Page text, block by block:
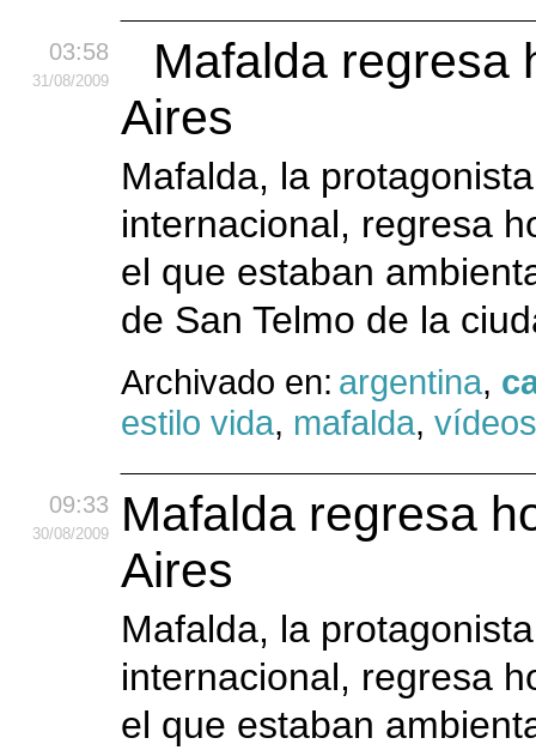
03:58
31/08/2009
Mafalda regresa
Aires
Mafalda, la
internacional, regresa
el que estaban
de San Telmo de la
Archivado en: argentina,
estilo vida, mafalda, vídeos
09:33
30/08/2009
Mafalda regresa
Aires
Mafalda, la
internacional, regresa
el que estaban